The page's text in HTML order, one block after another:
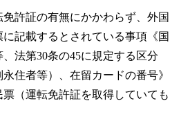
免許証の有無にかかわらず、外国
記載するとされている事項《国
法第30条の45に規定する区分
永住者等）、在留カードの番号》
（運転免許証を取得していても